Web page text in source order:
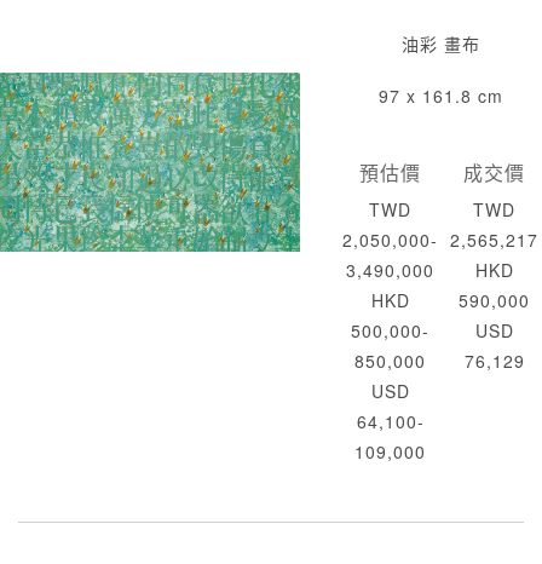
油彩 畫布
97 x 161.8 cm
預估價
TWD
2,050,000-
3,490,000
HKD
500,000-
850,000
USD
64,100-
109,000
成交價
TWD
2,565,217
HKD
590,000
USD
76,129